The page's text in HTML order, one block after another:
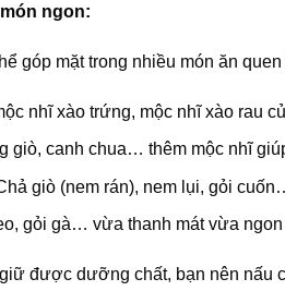
ngon:
góp mặt trong nhiều món ăn quen
nhĩ xào trứng, mộc nhĩ xào rau
giò, canh chua… thêm mộc nhĩ
giò (nem rán), nem lụi, gỏi
gỏi gà… vừa thanh mát vừa ngon
được dưỡng chất, bạn nên nấu